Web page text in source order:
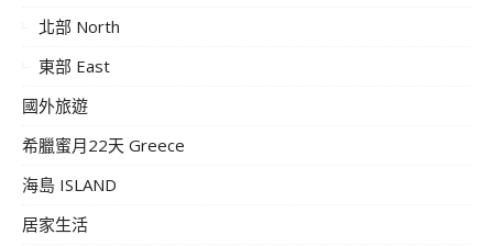
北部 North
東部 East
國外旅遊
希臘蜜月22天 Greece
海島 ISLAND
居家生活